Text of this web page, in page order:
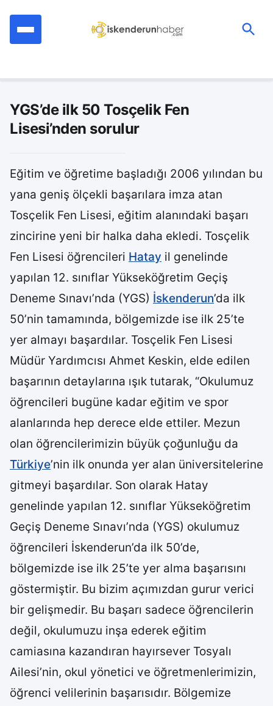
YGS’de ilk 50 Tosçelik Fen
Lisesi’nden sorulur
Eğitim ve öğretime başladığı 2006 yılından bu
yana geniş ölçekli başarılara imza atan
Tosçelik Fen Lisesi, eğitim alanındaki başarı
zincirine yeni bir halka daha ekledi. Tosçelik
Fen Lisesi öğrencileri Hatay il genelinde
yapılan 12. sınıflar Yükseköğretim Geçiş
Deneme Sınavı’nda (YGS) İskenderun’da ilk
50’nin tamamında, bölgemizde ise ilk 25’te
yer almayı başardılar. Tosçelik Fen Lisesi
Müdür Yardımcısı Ahmet Keskin, elde edilen
başarının detaylarına ışık tutarak, “Okulumuz
öğrencileri bugüne kadar eğitim ve spor
alanlarında hep derece elde ettiler. Mezun
olan öğrencilerimizin büyük çoğunluğu da
Türkiye’nin ilk onunda yer alan üniversitelerine
gitmeyi başardılar. Son olarak Hatay
genelinde yapılan 12. sınıflar Yükseköğretim
Geçiş Deneme Sınavı’nda (YGS) okulumuz
öğrencileri İskenderun’da ilk 50’de,
bölgemizde ise ilk 25’te yer alma başarısını
göstermiştir. Bu bizim açımızdan gurur verici
bir gelişmedir. Bu başarı sadece öğrencilerin
değil, okulumuzu inşa ederek eğitim
camiasına kazandıran hayırsever Tosyalı
Ailesi’nin, okul yönetici ve öğretmenlerimizin,
öğrenci velilerinin başarısıdır. Bölgemize